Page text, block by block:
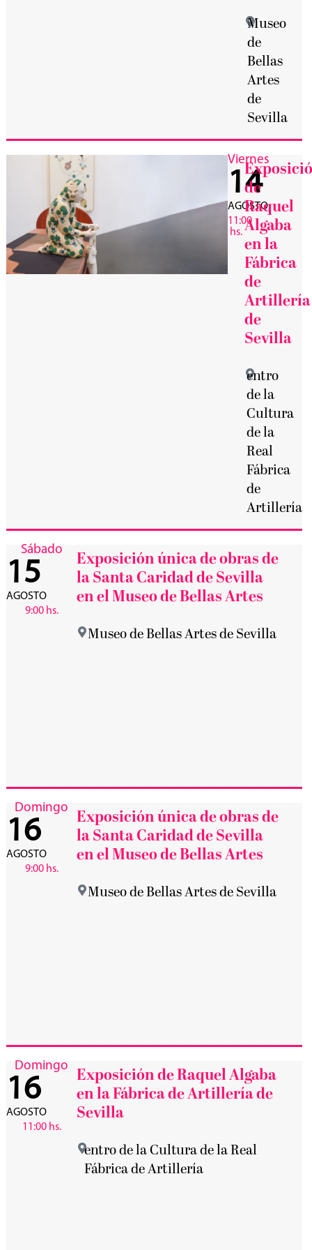
Museo
de
Bellas
Artes
de
Sevilla
Viernes
14
AGOSTO
11:00
hs.
de
Raquel
Algaba
en la
Fábrica
de
Artillería
de
Sevilla
entro
de la
Cultura
de la
Real
Fábrica
de
Artillería
Sábado
15
AGOSTO
9:00 hs.
Exposición única de obras de
la Santa Caridad de Sevilla
en el Museo de Bellas Artes
Museo de Bellas Artes de Sevilla
Domingo
16
AGOSTO
9:00 hs.
Exposición única de obras de
la Santa Caridad de Sevilla
en el Museo de Bellas Artes
Museo de Bellas Artes de Sevilla
Domingo
16
AGOSTO
11:00 hs.
Exposición de Raquel Algaba
en la Fábrica de Artillería de
Sevilla
entro de la Cultura de la Real
Fábrica de Artillería